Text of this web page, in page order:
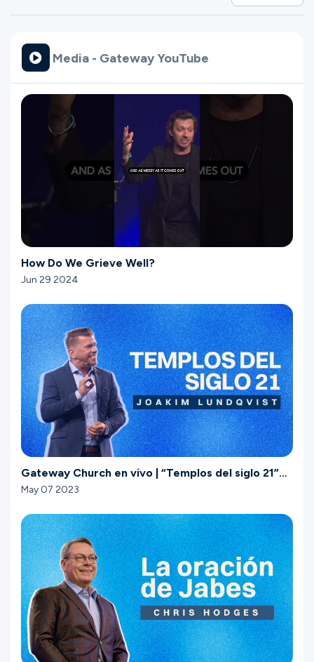
Media - Gateway YouTube
How Do We Grieve Well?
Jun 29 2024
Gateway Church en vivo | “Templos del siglo 21”
Pastor Joakim Lundqvist | Mayo 6–7
May 07 2023